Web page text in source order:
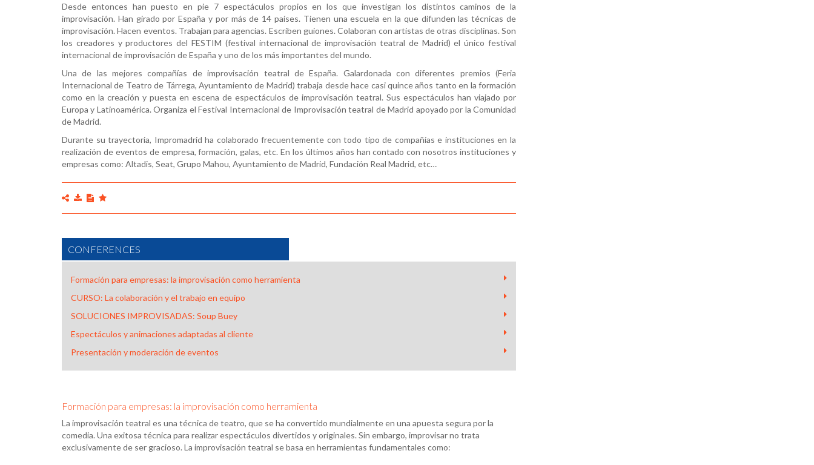
Desde entonces han puesto en pie 7 espectáculos propios en los que investigan los distintos caminos de la
improvisación. Han girado por España y por más de 14 países. Tienen una escuela en la que difunden las técnicas de
improvisación. Hacen eventos. Trabajan para agencias. Escriben guiones. Colaboran con artistas de otras disciplinas. Son
los creadores y productores del FESTIM (festival internacional de improvisación teatral de Madrid) el único festival
internacional de improvisación de España y uno de los más importantes del mundo.
Una de las mejores compañías de improvisación teatral de España. Galardonada con diferentes premios (Feria
Internacional de Teatro de Tárrega, Ayuntamiento de Madrid) trabaja desde hace casi quince años tanto en la formación
como en la creación y puesta en escena de espectáculos de improvisación teatral. Sus espectáculos han viajado por
Europa y Latinoamérica. Organiza el Festival Internacional de Improvisación teatral de Madrid apoyado por la Comunidad
de Madrid.
Durante su trayectoria, Impromadrid ha colaborado frecuentemente con todo tipo de compañías e instituciones en la
realización de eventos de empresa, formación, galas, etc. En los últimos años han contado con nosotros instituciones y
empresas como: Altadis, Seat, Grupo Mahou, Ayuntamiento de Madrid, Fundación Real Madrid, etc…
CONFERENCES
Formación para empresas: la improvisación como herramienta
CURSO: La colaboración y el trabajo en equipo
SOLUCIONES IMPROVISADAS: Soup Buey
Espectáculos y animaciones adaptadas al cliente
Presentación y moderación de eventos
Formación para empresas: la improvisación como herramienta
La improvisación teatral es una técnica de teatro, que se ha convertido mundialmente en una apuesta segura por la
comedia. Una exitosa técnica para realizar espectáculos divertidos y originales. Sin embargo, improvisar no trata
exclusivamente de ser gracioso. La improvisación teatral se basa en herramientas fundamentales como: